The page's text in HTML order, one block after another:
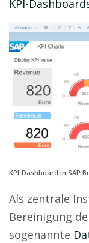
KPI-
KPI-Dashboard in SAP
Als zentrale
Bereinigung
sogenannte